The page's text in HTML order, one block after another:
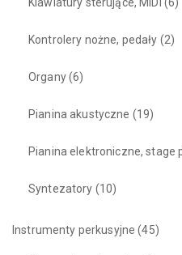
Kontrolery nożne, pedały (2)
Organy(6)
Pianina akustyczne (19)
Pianina elektroniczne, stage
Syntezatory (10)
Instrumenty perkusyjne (45)